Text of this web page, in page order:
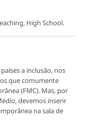
High School.
a inclusão, nos
que comumente
(FMC). Mas, por
devemos inserir
na sala de